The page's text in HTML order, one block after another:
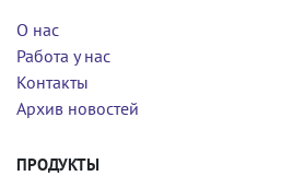
О нас
Работа у нас
Контакты
Архив новостей
ПРОДУКТЫ